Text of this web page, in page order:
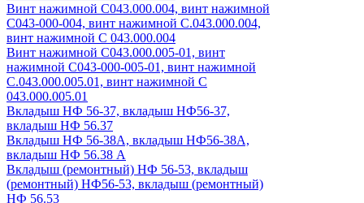
Винт нажимной С043.000.004, винт нажимной
С043-000-004, винт нажимной С.043.000.004,
винт нажимной С 043.000.004
Винт нажимной С043.000.005-01, винт
нажимной С043-000-005-01, винт нажимной
С.043.000.005.01, винт нажимной С
043.000.005.01
Вкладыш НФ 56-37, вкладыш НФ56-37,
вкладыш НФ 56.37
Вкладыш НФ 56-38А, вкладыш НФ56-38А,
вкладыш НФ 56.38 А
Вкладыш (ремонтный) НФ 56-53, вкладыш
(ремонтный) НФ56-53, вкладыш (ремонтный)
НФ 56.53